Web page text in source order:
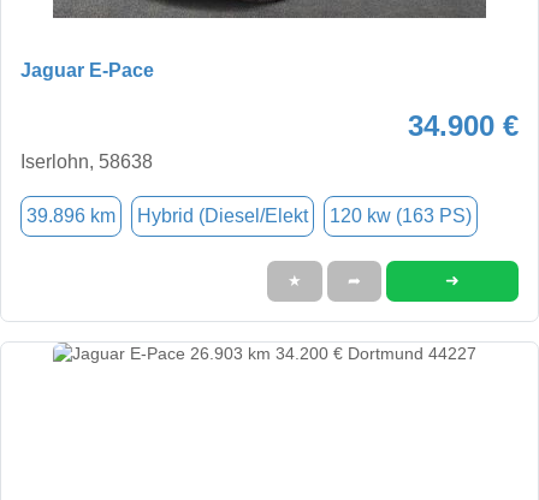
Jaguar E-Pace
34.900 €
Iserlohn, 58638
39.896 km Hybrid (Diesel/Elekt 120 kw (163 PS)
★ ➦ ➜